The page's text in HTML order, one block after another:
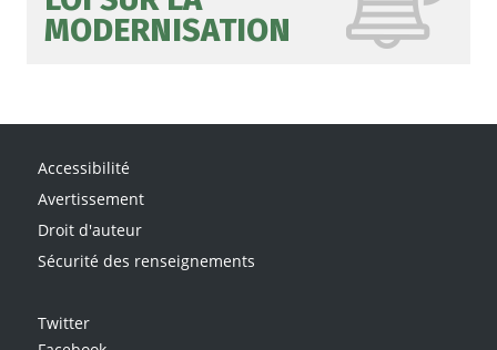
MODERNISATION
Accessibilité
Avertissement
Droit d'auteur
Sécurité des renseignements
Twitter